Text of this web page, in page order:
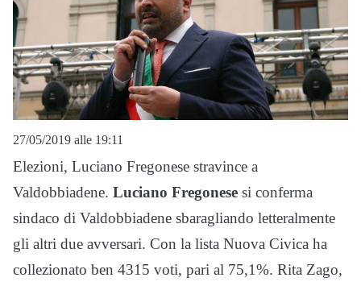
27/05/2019 alle 19:11
Elezioni, Luciano Fregonese stravince a
Valdobbiadene. Luciano Fregonese si conferma
sindaco di Valdobbiadene sbaragliando letteralmente
gli altri due avversari. Con la lista Nuova Civica ha
collezionato ben 4315 voti, pari al 75,1%. Rita Zago,